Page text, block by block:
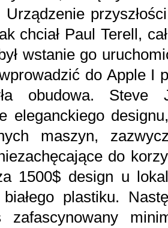
Urządzenie
chciał Paul Terell,
wstanie go
do Apple I
obudowa. Steve
eleganckiego
maszyn,
do
1500$ design u
plastiku.
zafascynowany